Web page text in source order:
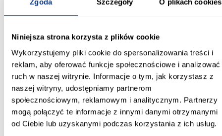
Zgoda Szczegóły O plikach cookies
Niniejsza strona korzysta z plików cookie
Wykorzystujemy pliki cookie do spersonalizowania treści i
reklam, aby oferować funkcje społecznościowe i analizować
ruch w naszej witrynie. Informacje o tym, jak korzystasz z
naszej witryny, udostępniamy partnerom
społecznościowym, reklamowym i analitycznym. Partnerzy
mogą połączyć te informacje z innymi danymi otrzymanymi
od Ciebie lub uzyskanymi podczas korzystania z ich usług.
wyglądowi, wanna Modern 150x70 doskonale wpasuje się w
To propozycja dla osób, które oczekują wysokiego standardu
wykonania, estetyki i komfortu użytkowania w jednym.
Wanna
Modern 150x70 BESCOto elegancki i praktyczny wybór do
nowoczesnej przestrzeni kąpielowej.
Informacje Transport Informacje o